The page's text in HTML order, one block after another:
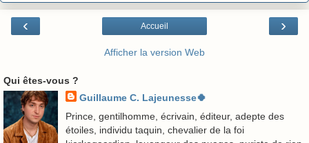
‹ ›
Accueil
Afficher la version Web
Qui êtes-vous ?
Guillaume C. Lajeunesse🍀
Prince, gentilhomme, écrivain, éditeur, adepte des
étoiles, individu taquin, chevalier de la foi